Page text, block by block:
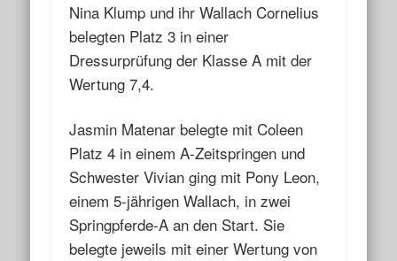
Nina Klump und ihr Wallach Cornelius
belegten Platz 3 in einer
Dressurprüfung der Klasse A mit der
Wertung 7,4.
Jasmin Matenar belegte mit Coleen
Platz 4 in einem A-Zeitspringen und
Schwester Vivian ging mit Pony Leon,
einem 5-jährigen Wallach, in zwei
Springpferde-A an den Start. Sie
belegte jeweils mit einer Wertung von